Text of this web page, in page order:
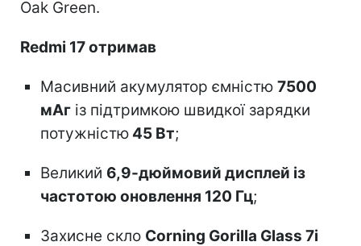
Oak Green.
Redmi 17 отримав
Масивний акумулятор ємністю 7500
мАг із підтримкою швидкої зарядки
потужністю 45 Вт;
Великий 6,9-дюймовий дисплей із
частотою оновлення 120 Гц;
Захисне скло Corning Gorilla Glass 7i